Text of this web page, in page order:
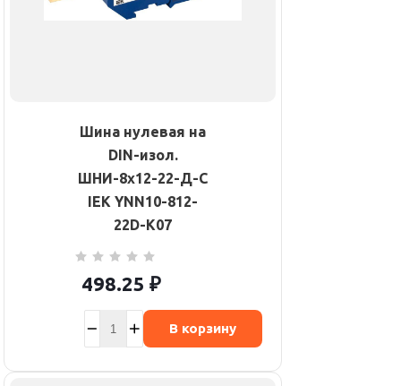
Шина нулевая на
DIN-изол.
ШНИ-8х12-22-Д-С
IEK YNN10-812-
22D-K07
498.25 ₽
В корзину